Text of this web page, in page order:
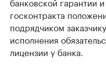
госконтракта
подрядчиком
исполнения
лицензии у банка.